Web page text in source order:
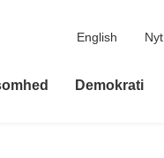
English Nyt
Demokrati